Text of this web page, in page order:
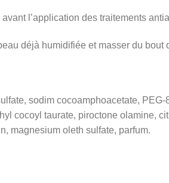
l’application des traitements
déjà humidifiée et masser du
sodim cocoamphoacetate,
cocoyl taurate, piroctone olamine,
magnesium oleth sulfate, parfum.